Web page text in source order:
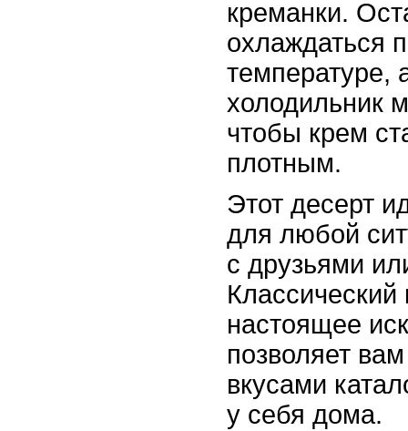
креманки.
охлаждаться
температуре,
холодильник
чтобы крем
плотным.
Этот десерт
для любой
с друзьями
Классический
настоящее
позволяет
вкусами
у себя дома.